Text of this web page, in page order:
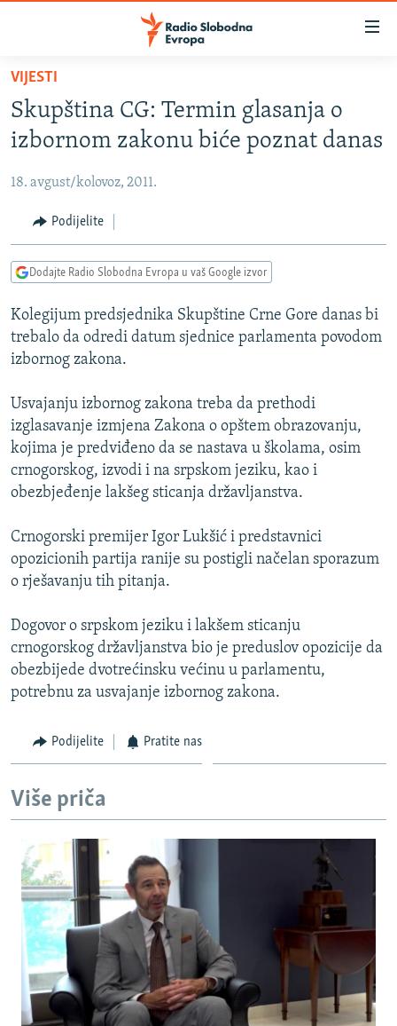
Pređite
glavni
sadržaj
na
navigaciju
Pređite
na
VIJESTI
BOSNA I HERCEGOVINA
KOSOVO
CRNA GORA
VIDEO
FOTOGALERIJE
INFOGRAFIKE
PODCASTI
RAT U UKRAJINI
KINA NA BALKANU
ISPRIČAJ MI
DNEVNO@RSE
SPECIJALI RSE
GENOCID U SREBRENICI
POPLAVE I KLIZIŠTA U BIH 2024.
POST SCRIPTUM
MOJA EVROPA
TRI DECENIJE OD RATA U BIH
SVE KARTE DEJTONA
NASTANAK I RASPAD JUGOSLAVIJE
PRATITE NAS
VIJESTI
Skupština CG: Termin glasanja o
izbornom zakonu biće poznat danas
18. avgust/kolovoz, 2011.
Podijelite
Dodajte Radio Slobodna Evropa u vaš Google izvor
Kolegijum predsjednika Skupštine Crne Gore danas bi
trebalo da odredi datum sjednice parlamenta povodom
izbornog zakona.
Usvajanju izbornog zakona treba da prethodi
izglasavanje izmjena Zakona o opštem obrazovanju,
kojima je predviđeno da se nastava u školama, osim
crnogorskog, izvodi i na srpskom jeziku, kao i
obezbjeđenje lakšeg sticanja državljanstva.
Crnogorski premijer Igor Lukšić i predstavnici
opozicionih partija ranije su postigli načelan sporazum
o rješavanju tih pitanja.
Dogovor o srpskom jeziku i lakšem sticanju
crnogorskog državljanstva bio je preduslov opozicije da
obezbijede dvotrećinsku većinu u parlamentu,
potrebnu za usvajanje izbornog zakona.
Podijelite Pratite nas
Više priča